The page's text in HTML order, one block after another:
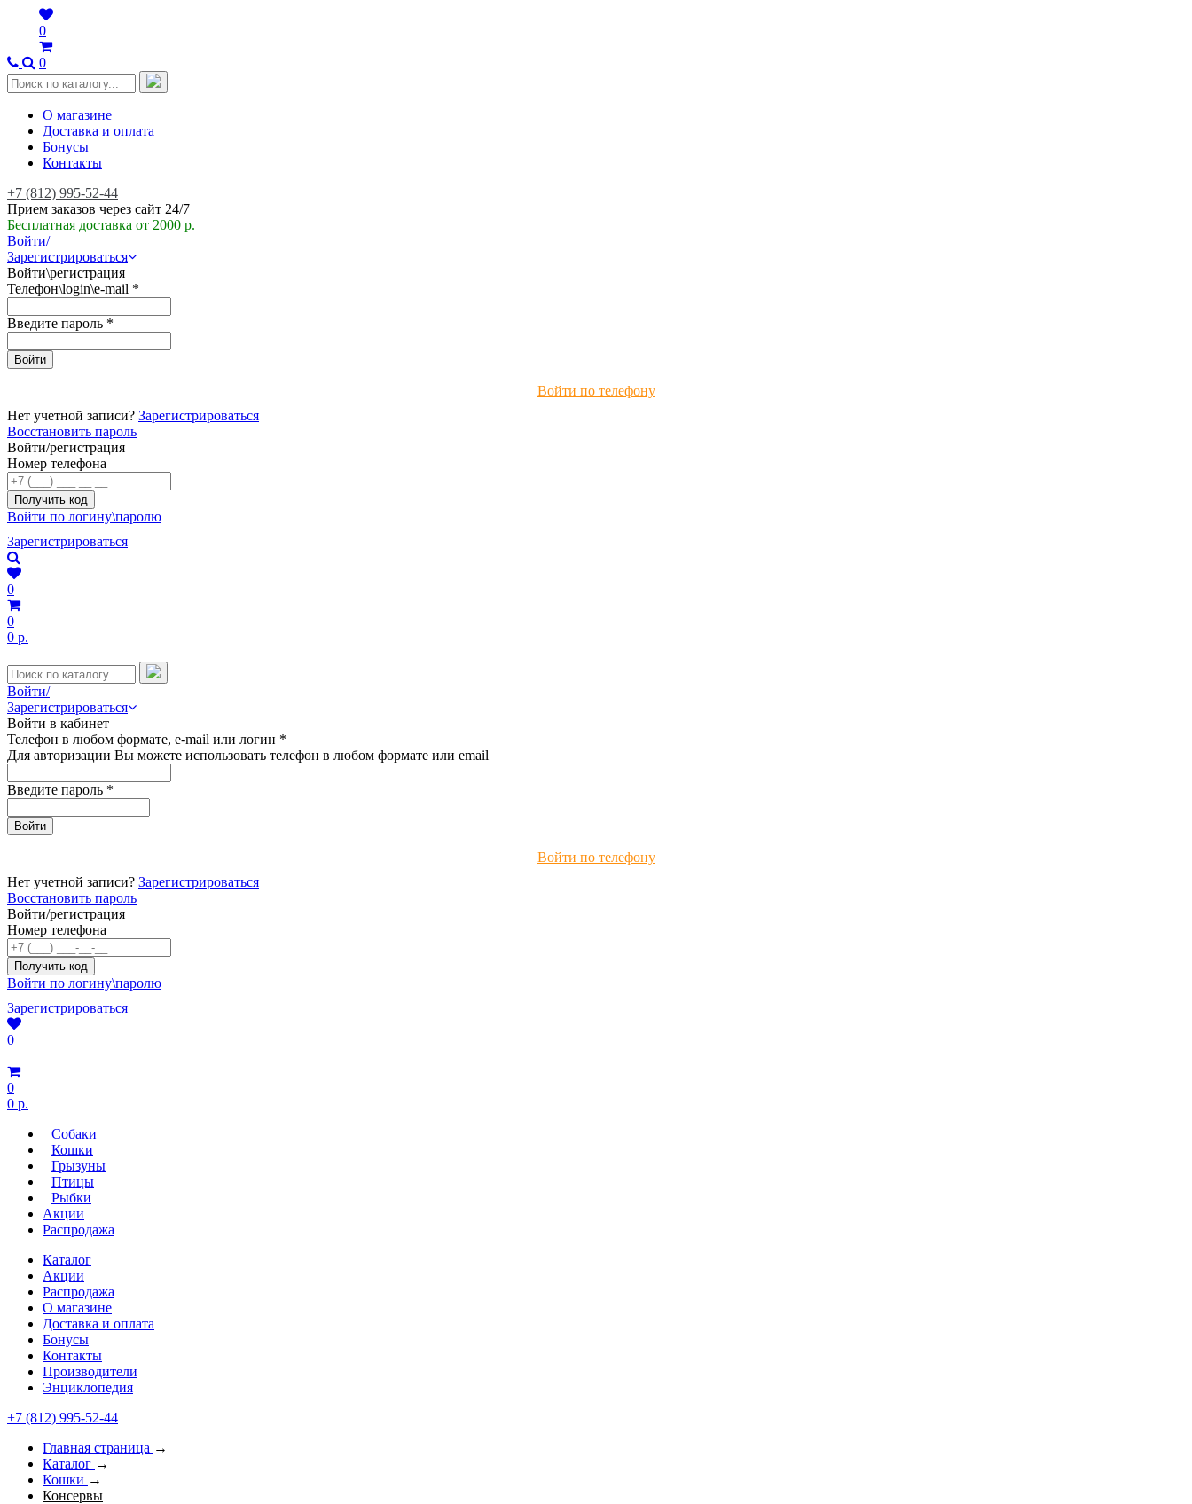
0
0
О магазине
Доставка и оплата
Бонусы
Контакты
+7 (812) 995-52-44
Прием заказов через сайт 24/7
Бесплатная доставка от 2000 р.
Войти/
Зарегистрироваться
Войти\регистрация
Телефон\login\e-mail *
Введите пароль *
Войти по телефону
Нет учетной записи? Зарегистрироваться
Восстановить пароль
Войти/регистрация
Номер телефона
Войти по логину\паролю
Зарегистрироваться
0
0
0 р.
Войти/
Зарегистрироваться
Войти в кабинет
Телефон в любом формате, e-mail или логин *
Для авторизации Вы можете использовать телефон в любом формате или email
Введите пароль *
Войти по телефону
Нет учетной записи? Зарегистрироваться
Восстановить пароль
Войти/регистрация
Номер телефона
Войти по логину\паролю
Зарегистрироваться
0
0
0 р.
Собаки
Кошки
Грызуны
Птицы
Рыбки
Акции
Распродажа
Каталог
Акции
Распродажа
О магазине
Доставка и оплата
Бонусы
Контакты
Производители
Энциклопедия
+7 (812) 995-52-44
Главная страница →
Каталог →
Кошки →
Консервы